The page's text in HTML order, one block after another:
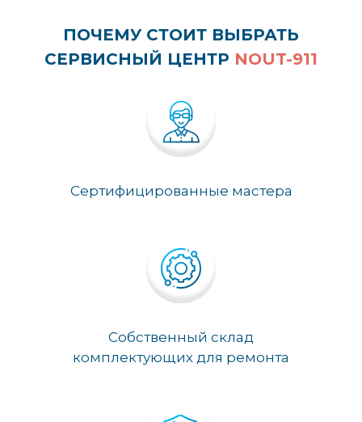
ПОЧЕМУ СТОИТ ВЫБРАТЬ
СЕРВИСНЫЙ ЦЕНТР NOUT-911
Сертифицированные мастера
Собственный склад
комплектующих для ремонта